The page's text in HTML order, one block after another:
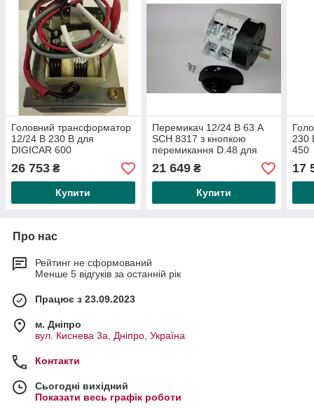
Головний трансформатор
12/24 В 230 В для
DIGICAR 600
26 753 ₴
Купити
Перемикач 12/24 В 63 А
SCH 8317 з кнопкою
перемикання D.48 для
EUROSTART 1300
21 649₴
Купити
230
450
17
Про нас
Рейтинг не сформований
Менше 5 відгуків за останній рік
Працює з 23.09.2023
м. Дніпро
вул. Киснева 3а, Дніпро, Україна
Контакти
Сьогодні вихідний
Показати весь графік роботи